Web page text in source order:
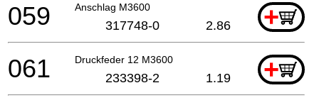
Anschlag M3600 +
059 317748-0 2.86
Druckfeder 12 M3600 +
061 233398-2 1.19